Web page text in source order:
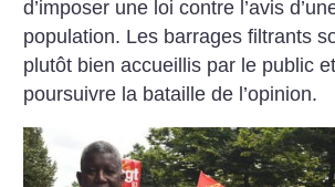
d’imposer une loi contre l’avis
population. Les barrages filtrants
plutôt bien accueillis par le public
poursuivre la bataille de l’opinion.